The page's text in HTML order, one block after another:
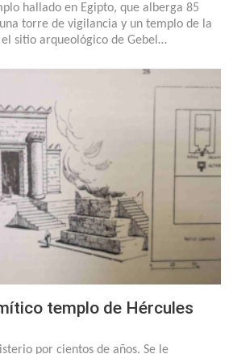
hallado en Egipto, que alberga 85
torre de vigilancia y un templo de la
el sitio arqueológico de Gebel…
templo de Hércules
por cientos de años. Se le